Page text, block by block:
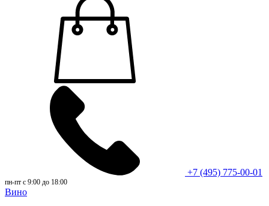
+7 (495) 775-00-01
пн-пт с 9:00 до 18:00
Вино